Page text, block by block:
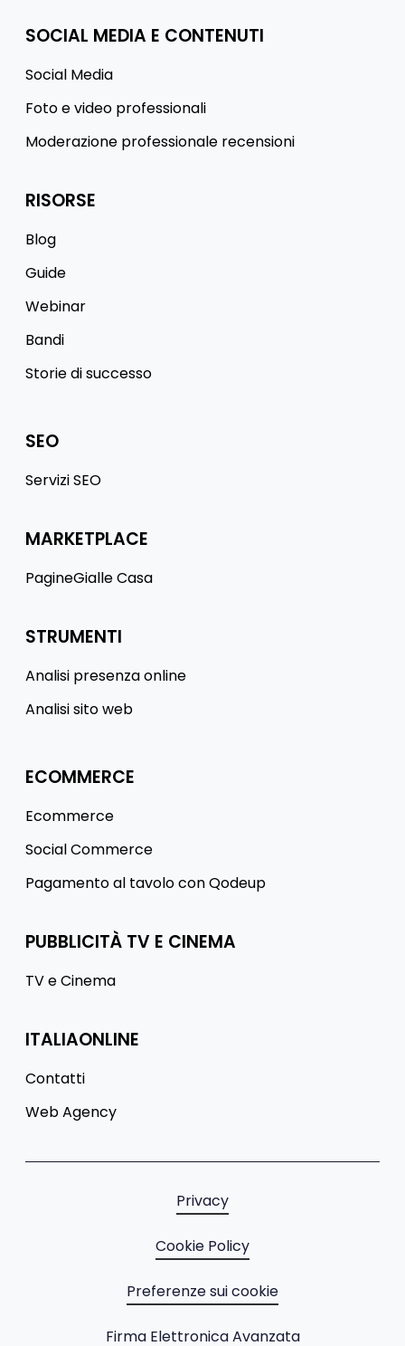
SOCIAL MEDIA E CONTENUTI
Social Media
Foto e video professionali
Moderazione professionale recensioni
RISORSE
Blog
Guide
Webinar
Bandi
Storie di successo
SEO
Servizi SEO
MARKETPLACE
PagineGialle Casa
STRUMENTI
Analisi presenza online
Analisi sito web
ECOMMERCE
Ecommerce
Social Commerce
Pagamento al tavolo con Qodeup
PUBBLICITÀ TV E CINEMA
TV e Cinema
ITALIAONLINE
Contatti
Web Agency
Privacy
Cookie Policy
Preferenze sui cookie
Firma Elettronica Avanzata